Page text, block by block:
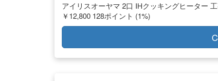
アイリスオーヤマ 2口 IHクッキングヒーター
￥12,800 128ポイント (1%)